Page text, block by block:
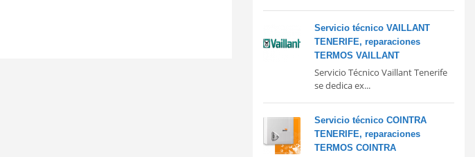
Servicio técnico VAILLANT
TENERIFE, reparaciones
TERMOS VAILLANT
Servicio Técnico Vaillant Tenerife
se dedica ex...
Servicio técnico COINTRA
TENERIFE, reparaciones
TERMOS COINTRA